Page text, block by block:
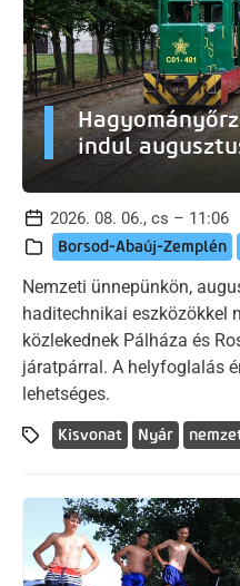
indul
2026. 08. 06., cs – 11:06
Borsod-Abaúj-Zemplén
Nemzeti ünnepünkön,
haditechnikai eszközökkel
közlekednek Pálháza és
járatpárral. A helyfoglalás
lehetséges.
Kisvonat Nyár